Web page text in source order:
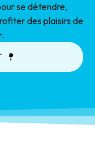
se détendre,
des plaisirs de